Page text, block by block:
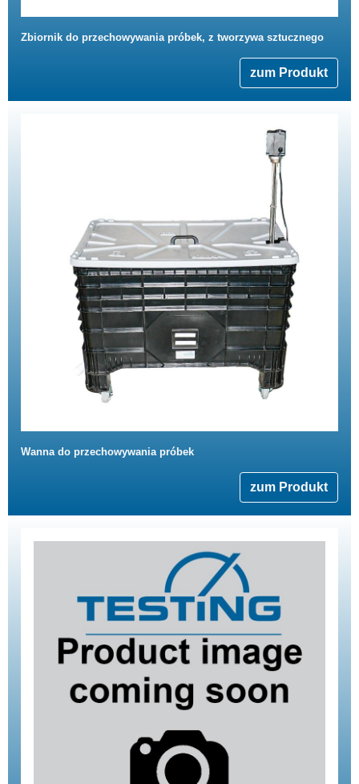
Zbiornik do przechowywania próbek, z tworzywa sztucznego
zum Produkt
Wanna do przechowywania próbek
zum Produkt